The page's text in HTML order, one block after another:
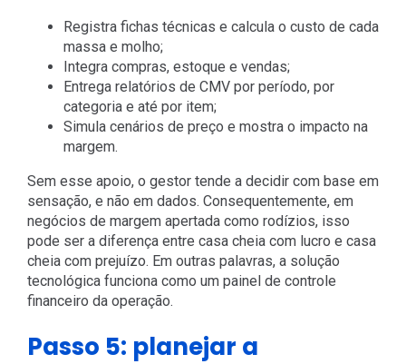
Registra fichas técnicas e calcula o custo de cada
massa e molho;
Integra compras, estoque e vendas;
Entrega relatórios de CMV por período, por
categoria e até por item;
Simula cenários de preço e mostra o impacto na
margem.
Sem esse apoio, o gestor tende a decidir com base em
sensação, e não em dados. Consequentemente, em
negócios de margem apertada como rodízios, isso
pode ser a diferença entre casa cheia com lucro e casa
cheia com prejuízo. Em outras palavras, a solução
tecnológica funciona como um painel de controle
financeiro da operação.
Passo 5: planejar a